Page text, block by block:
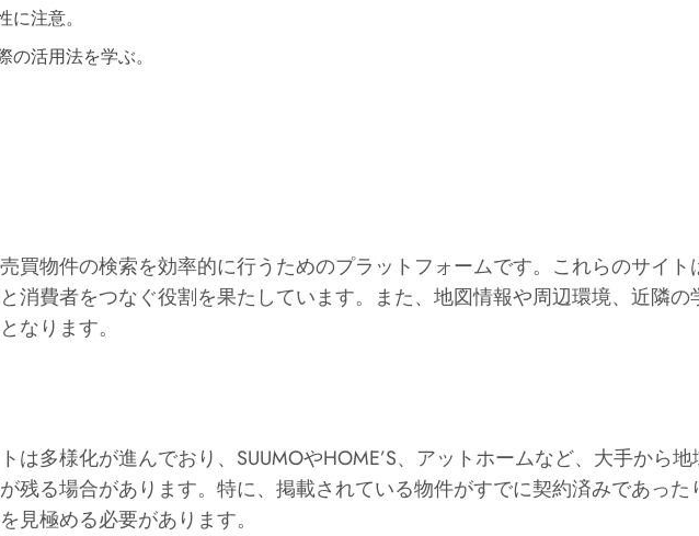
注意。
活用法を学ぶ。
買物件の検索を効率的に行うためのプラットフォームです。これらのサイ
消費者をつなぐ役割を果たしています。また、地図情報や周辺環境、近隣
なります。
は多様化が進んでおり、SUUMOやHOME’S、アットホームなど、大手から
残る場合があります。特に、掲載されている物件がすでに契約済みであっ
見極める必要があります。